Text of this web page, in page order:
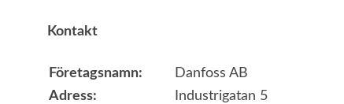
Kontakt
Företagsnamn:
Danfoss AB
Adress:
Industrigatan 5